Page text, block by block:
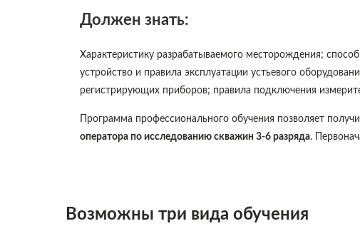
Должен знать:
Характеристику разрабатываемого месторождения;
устройство и правила эксплуатации устьевого
регистрирующих приборов; правила подключения
Программа профессионального обучения позволяет
оператора по исследованию скважин 3-6 разряда.
Возможны три вида обучения